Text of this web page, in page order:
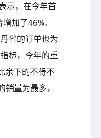
示，在今年首
加了46%。
省的订单也为
标，今年的重
余下的不得不
量为最多，